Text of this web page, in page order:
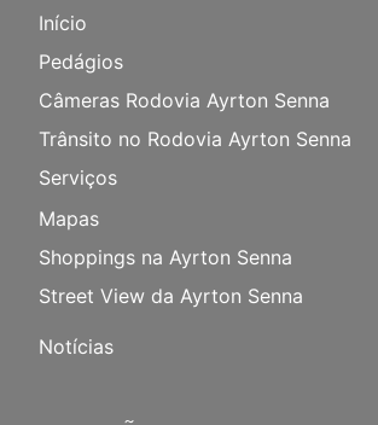
Início
Pedágios
Câmeras Rodovia Ayrton Senna
Trânsito no Rodovia Ayrton Senna
Serviços
Mapas
Shoppings na Ayrton Senna
Street View da Ayrton Senna
Notícias